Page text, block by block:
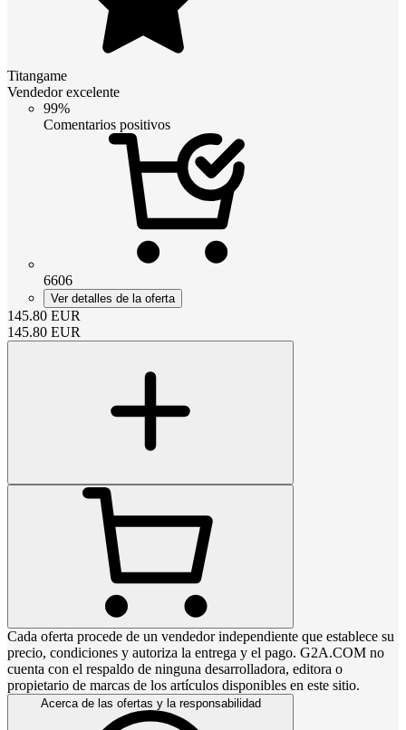
Titangame
Vendedor excelente
99%
Comentarios positivos
6606
Ver detalles de la oferta
145.80 EUR
145.80 EUR
Cada oferta procede de un vendedor independiente que establece su
precio, condiciones y autoriza la entrega y el pago. G2A.COM no
cuenta con el respaldo de ninguna desarrolladora, editora o
propietario de marcas de los artículos disponibles en este sitio.
Acerca de las ofertas y la responsabilidad